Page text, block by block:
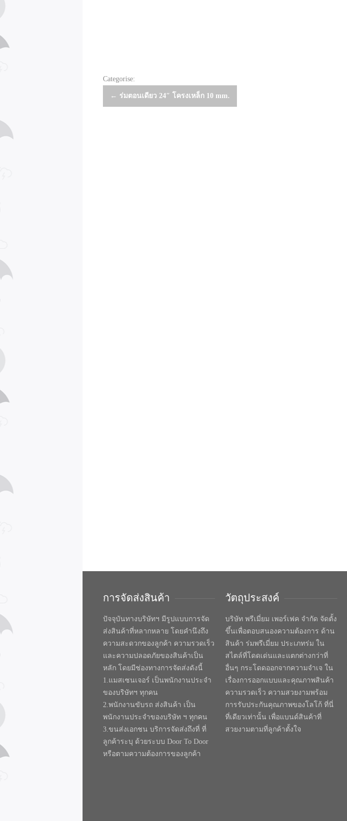
Categorise:
Post
← ร่มตอนเดียว 24″ โครงเหล็ก 10 mm.
การจัดส่งสินค้า
ปัจจุบันทางบริษัทฯ มีรูปแบบการจัด
ส่งสินค้าที่หลากหลาย โดยคำนึงถึง
ความสะดวกของลูกค้า ความรวดเร็ว
และความปลอดภัยของสินค้าเป็น
หลัก โดยมีช่องทางการจัดส่งดังนี้
1.แมสเซนเจอร์ เป็นพนักงานประจำ
ของบริษัทฯ ทุกคน
2.พนักงานขับรถ ส่งสินค้า เป็น
พนักงานประจำของบริษัท ฯ ทุกคน
3.ขนส่งเอกชน บริการจัดส่งถึงที่ ที่
ลูกค้าระบุ ด้วยระบบ Door To Door
หรือตามความต้องการของลูกค้า
วัตถุประสงค์
บริษัท พรีเมี่ยม เพอร์เฟค จำกัด จัดตั้ง
ขึ้นเพื่อตอบสนองความต้องการ ด้าน
สินค้า ร่มพรีเมี่ยม ประเภทร่ม ใน
สไตล์ที่โดดเด่นและแตกต่างกว่าที่
อื่นๆ กระโดดออกจากความจำเจ ใน
เรื่องการออกแบบและคุณภาพสินค้า
ความรวดเร็ว ความสวยงามพร้อม
การรับประกันคุณภาพของโลโก้ ที่นี่
ที่เดียวเท่านั้น เพื่อแบนด์สินค้าที่
สวยงามตามที่ลูกค้าตั้งใจ